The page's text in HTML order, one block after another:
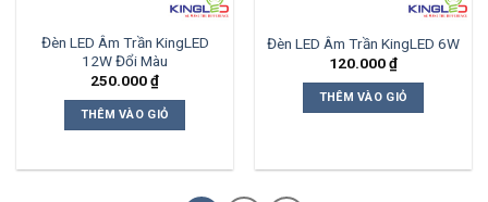
Đèn LED Âm Trần KingLED
12W Đổi Màu
250.000₫
THÊM VÀO GIỎ
Đèn LED Âm Trần KingLED 6W
120.000₫
THÊM VÀO GIỎ